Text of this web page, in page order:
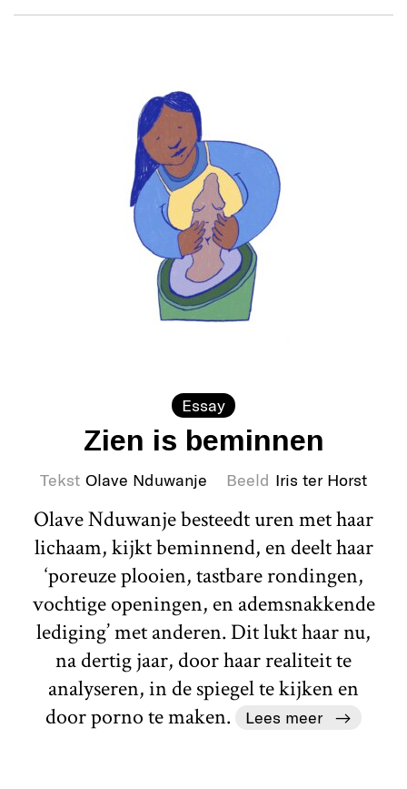
Essay
Zien is beminnen
Tekst Olave Nduwanje Beeld Iris ter Horst
Olave Nduwanje besteedt uren met haar
lichaam, kijkt beminnend, en deelt haar
‘poreuze plooien, tastbare rondingen,
vochtige openingen, en ademsnakkende
lediging’ met anderen. Dit lukt haar nu,
na dertig jaar, door haar realiteit te
analyseren, in de spiegel te kijken en
door porno te maken.
Lees meer